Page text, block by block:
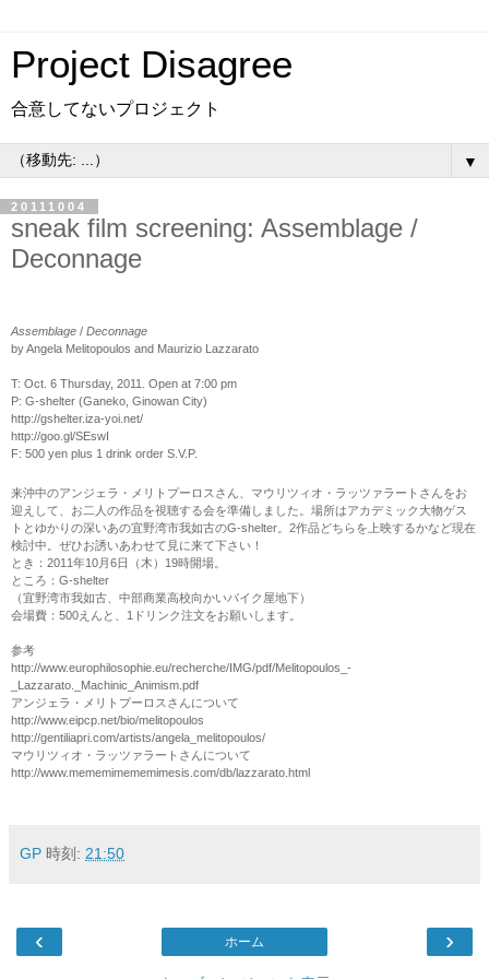
Project Disagree
合意してないプロジェクト
▼
20111004
sneak film screening: Assemblage /
Deconnage
Assemblage / Deconnage
by Angela Melitopoulos and Maurizio Lazzarato
T: Oct. 6 Thursday, 2011. Open at 7:00 pm
P: G-shelter (Ganeko, Ginowan City)
http://gshelter.iza-yoi.net/
http://goo.gl/SEswI
F: 500 yen plus 1 drink order S.V.P.
来沖中のアンジェラ・メリトプーロスさん、マウリツィオ・ラッツァラートさんをお
迎えして、お二人の作品を視聴する会を準備しました。場所はアカデミック大物ゲス
トとゆかりの深いあの宜野湾市我如古のG-shelter。2作品どちらを上映するかなど現在
検討中。ぜひお誘いあわせて見に来て下さい！
とき：2011年10月6日（木）19時開場。
ところ：G-shelter
（宜野湾市我如古、中部商業高校向かいバイク屋地下）
会場費：500えんと、1ドリンク注文をお願いします。
参考
http://www.europhilosophie.eu/recherche/IMG/pdf/Melitopoulos_-
_Lazzarato._Machinic_Animism.pdf
アンジェラ・メリトプーロスさんについて
http://www.eipcp.net/bio/melitopoulos
http://gentiliapri.com/artists/angela_melitopoulos/
マウリツィオ・ラッツァラートさんについて
http://www.mememimememimesis.com/db/lazzarato.html
GP 時刻: 21:50
‹ ›
ホーム